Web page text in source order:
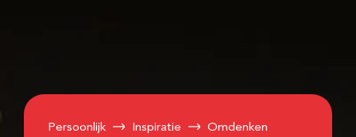
Persoonlijk Inspiratie
Omdenken